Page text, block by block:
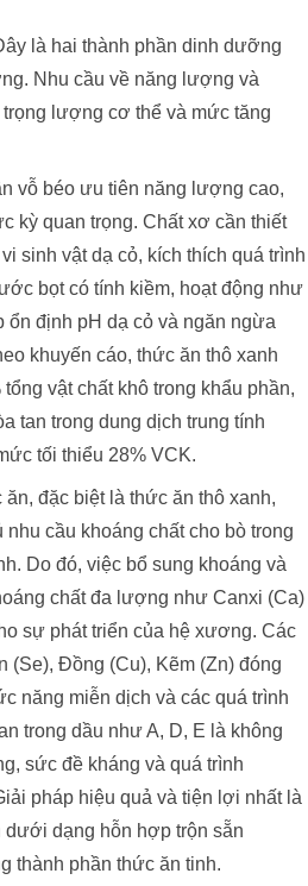
là hai thành phần dinh dưỡng
Nhu cầu về năng lượng và
lượng cơ thể và mức tăng
vỗ béo ưu tiên năng lượng cao,
kỳ quan trọng. Chất xơ cần thiết
sinh vật dạ cỏ, kích thích quá trình
bọt có tính kiềm, hoạt động như
ổn định pH dạ cỏ và ngăn ngừa
khuyến cáo, thức ăn thô xanh
vật chất khô trong khẩu phần,
tan trong dung dịch trung tính
tối thiểu 28% VCK.
ăn, đặc biệt là thức ăn thô xanh,
cầu khoáng chất cho bò trong
Do đó, việc bổ sung khoáng và
chất đa lượng như Canxi (Ca)
sự phát triển của hệ xương. Các
(Se), Đồng (Cu), Kẽm (Zn) đóng
năng miễn dịch và các quá trình
trong dầu như A, D, E là không
sức đề kháng và quá trình
pháp hiệu quả và tiện lợi nhất là
dưới dạng hỗn hợp trộn sẵn
thành phần thức ăn tinh.